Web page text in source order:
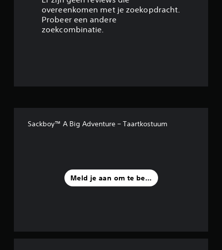
t
i
overeenkomen met je zoekopdracht.
Probeer een andere
zoekcombinatie.
Sackboy™ A Big Adventure – Taartkostuum
Meld je aan om te beoordelen